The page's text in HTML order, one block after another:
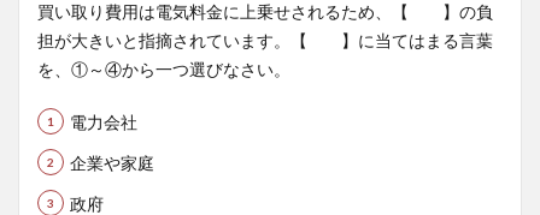
買い取り費用は電気料金に上乗せされるため、【 】の負
担が大きいと指摘されています。【 】に当てはまる言葉
を、①～④から一つ選びなさい。
電力会社
企業や家庭
政府